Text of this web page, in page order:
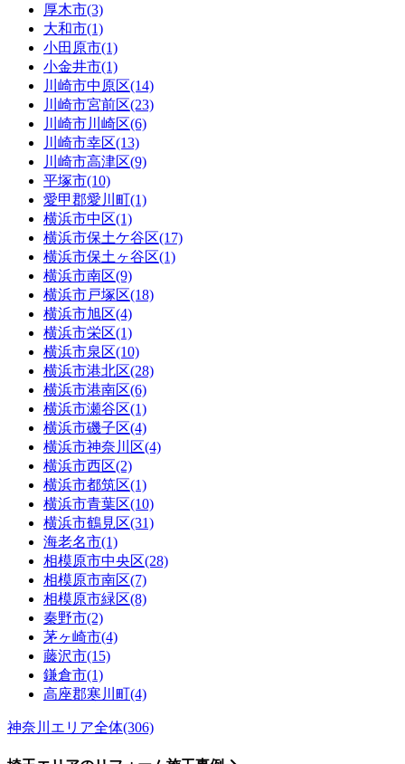
厚木市(3)
大和市(1)
小田原市(1)
小金井市(1)
川崎市中原区(14)
川崎市宮前区(23)
川崎市川崎区(6)
川崎市幸区(13)
川崎市高津区(9)
平塚市(10)
愛甲郡愛川町(1)
横浜市中区(1)
横浜市保土ケ谷区(17)
横浜市保土ヶ谷区(1)
横浜市南区(9)
横浜市戸塚区(18)
横浜市旭区(4)
横浜市栄区(1)
横浜市泉区(10)
横浜市港北区(28)
横浜市港南区(6)
横浜市瀬谷区(1)
横浜市磯子区(4)
横浜市神奈川区(4)
横浜市西区(2)
横浜市都筑区(1)
横浜市青葉区(10)
横浜市鶴見区(31)
海老名市(1)
相模原市中央区(28)
相模原市南区(7)
相模原市緑区(8)
秦野市(2)
茅ヶ崎市(4)
藤沢市(15)
鎌倉市(1)
高座郡寒川町(4)
神奈川エリア全体(306)